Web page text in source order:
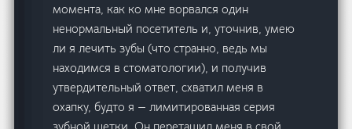
момента, как ко мне ворвался один
ненормальный посетитель и, уточнив, умею
ли я лечить зубы (что странно, ведь мы
находимся в стоматологии), и получив
утвердительный ответ, схватил меня в
охапку, будто я — лимитированная серия